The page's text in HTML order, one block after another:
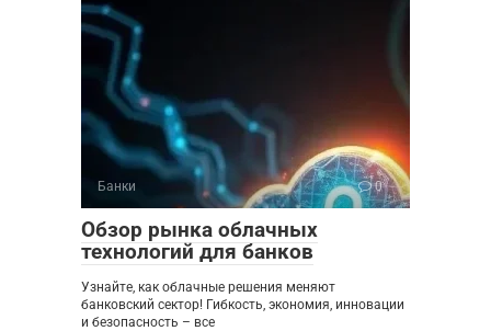
Банки 0
Обзор рынка облачных
технологий для банков
Узнайте, как облачные решения меняют
банковский сектор! Гибкость, экономия, инновации
и безопасность – все